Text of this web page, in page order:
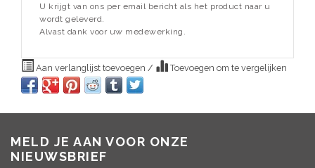
U krijgt van ons per email bericht als het product naar u
wordt geleverd.
Alvast dank voor uw medewerking.
Aan verlanglijst toevoegen / Toevoegen om te vergelijken
MELD JE AAN VOOR ONZE
NIEUWSBRIEF